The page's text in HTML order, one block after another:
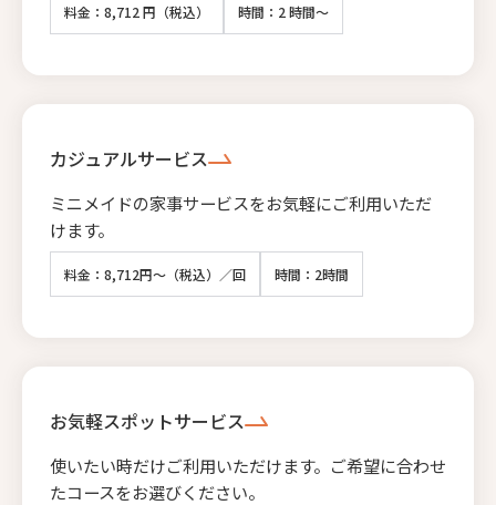
料金：8,712 円（税込） 時間：2 時間～
カジュアルサービス
ミニメイドの家事サービスをお気軽にご利用いただ
けます。
料金：8,712円～（税込）／回 時間：2時間
お気軽スポットサービス
使いたい時だけご利用いただけます。ご希望に合わせ
たコースをお選びください。